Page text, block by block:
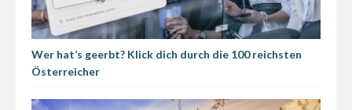
Wer hat’s geerbt? Klick dich durch die 100 reichsten
Österreicher